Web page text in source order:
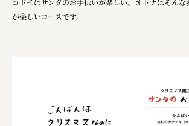
アトラス化成株式会社
株式会社カタパット
が楽しいコースです。